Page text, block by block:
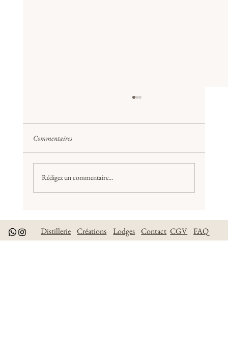
Dans la nuit du Moonshine Corse
Commentaires
Rédigez un commentaire...
Distillerie Lodges
Créations Contact CGV FAQ